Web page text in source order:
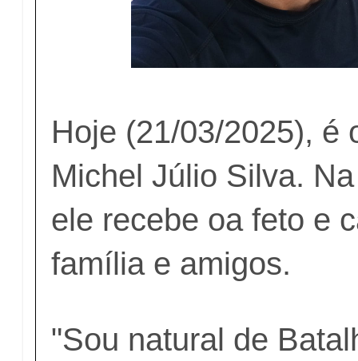
Hoje (21/03/2025), é
Michel Júlio Silva.
ele recebe oa feto e
família e amigos.
"Sou natural de